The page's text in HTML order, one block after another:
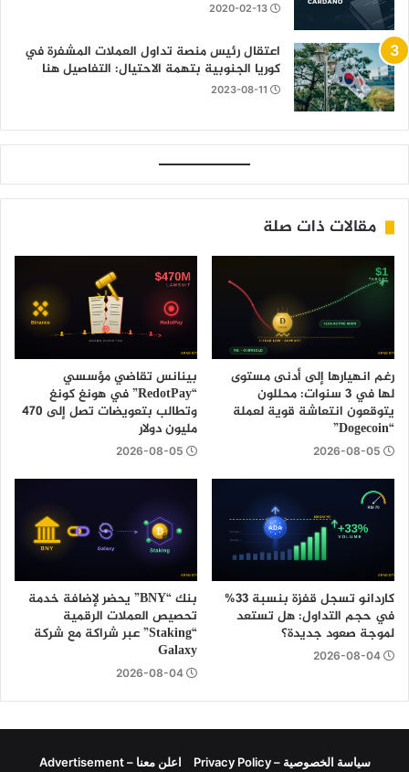
2020-02-13
اعتقال رئيس منصة تداول العملات المشفرة في
كوريا الجنوبية بتهمة الاحتيال: التفاصيل هنا
2023-08-11
مقالات ذات صلة
رغم انهيارها إلى أدنى مستوى
لها في 3 سنوات: محللون
يتوقعون انتعاشة قوية لعملة
“Dogecoin”
2026-08-05
بينانس تقاضي مؤسسي
“RedotPay” في هونغ كونغ
وتطالب بتعويضات تصل إلى 470
مليون دولار
2026-08-05
كاردانو تسجل قفزة بنسبة 33%
في حجم التداول: هل تستعد
لموجة صعود جديدة؟
2026-08-04
بنك “BNY” يحضر لإضافة خدمة
تحصيص العملات الرقمية
“Staking” عبر شراكة مع شركة
Galaxy
2026-08-04
سياسة الخصوصية – Privacy Policy اعلن معنا – Advertisement